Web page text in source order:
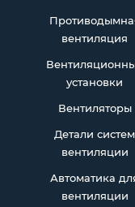
вентиляция
установки
Вентиляторы
Детали систем
вентиляции
Автоматика
вентиляции